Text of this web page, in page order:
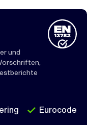
und
Eurocode